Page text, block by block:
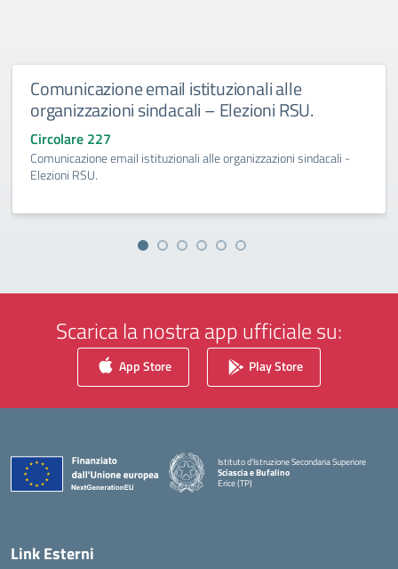
Comunicazione email istituzionali alle
organizzazioni sindacali – Elezioni RSU.
Circolare 227
Comunicazione email istituzionali alle organizzazioni sindacali -
Elezioni RSU.
Scarica la nostra app ufficiale su:
App Store Play Store
Istituto d'Istruzione Secondaria Superiore
Sciascia e Bufalino
Erice (TP)
Link Esterni